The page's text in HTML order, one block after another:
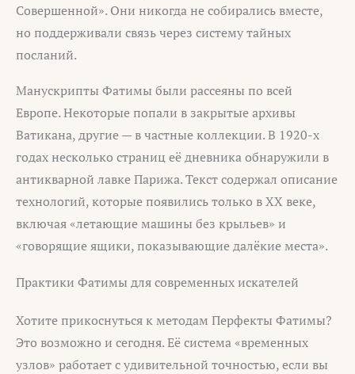
Совершенной». Они никогда не собирались вместе,
но поддерживали связь через систему тайных
посланий.
Манускрипты Фатимы были рассеяны по всей
Европе. Некоторые попали в закрытые архивы
Ватикана, другие — в частные коллекции. В 1920-х
годах несколько страниц её дневника обнаружили в
антикварной лавке Парижа. Текст содержал описание
технологий, которые появились только в XX веке,
включая «летающие машины без крыльев» и
«говорящие ящики, показывающие далёкие места».
Практики Фатимы для современных искателей
Хотите прикоснуться к методам Перфекты Фатимы?
Это возможно и сегодня. Её система «временных
узлов» работает с удивительной точностью, если вы